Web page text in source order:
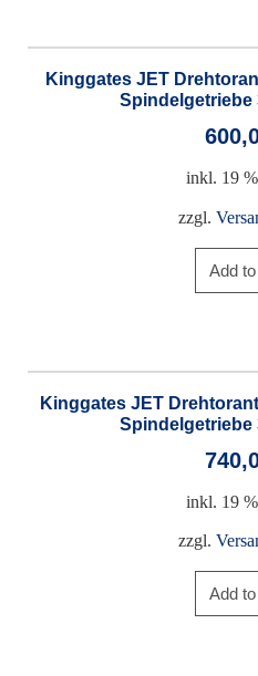
Kinggates JET
Spindelgetriebe
inkl. 19
zzgl.
Add
Kinggates JET
Spindelgetriebe
inkl. 19
zzgl.
Add